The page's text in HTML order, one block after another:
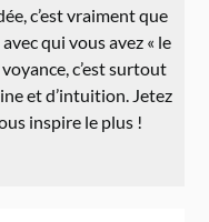
c’est vraiment que
qui vous avez « le
c’est surtout
et d’intuition. Jetez
inspire le plus !